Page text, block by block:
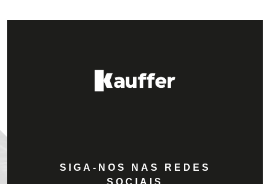
SIGA-NOS NAS REDES
SOCIAIS